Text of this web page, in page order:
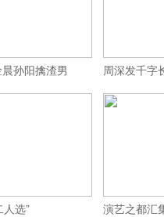
晨孙阳擒渣男 周深发千字
选” 演艺之都汇